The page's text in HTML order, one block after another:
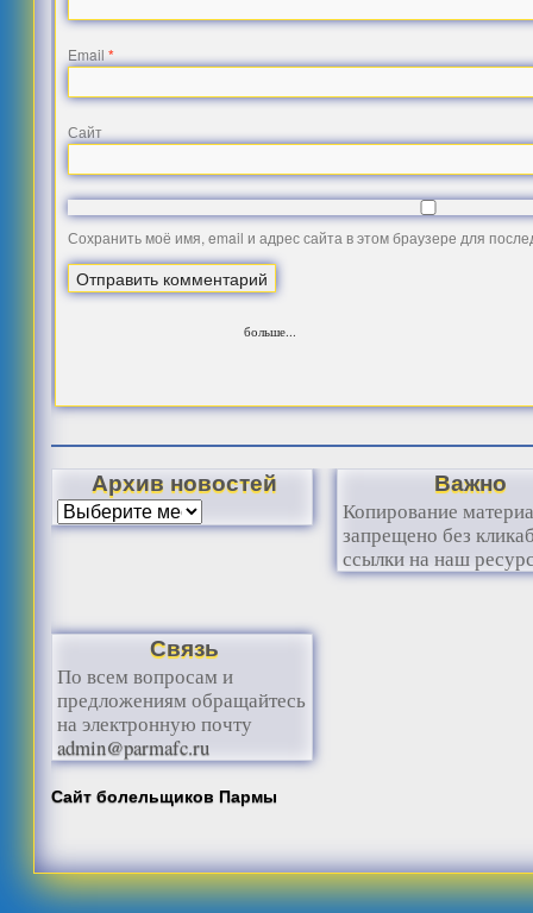
Email*
Сайт
Сохранить моё имя, email и адрес сайта в этом браузере для
больше...
Архив новостей Важно
Копирование
запрещено без
ссылки на наш
Связь
По всем вопросам и
предложениям обращайтесь
на электронную почту
admin@parmafc.ru
Сайт болельщиков Пармы